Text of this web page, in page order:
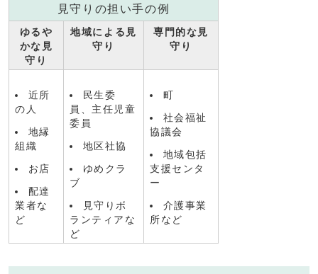
見守りの担い手の例
ゆるや
かな見
守り
地域による見
守り
専門的な見
守り
近所
の人
地縁
組織
お店
配達
業者な
ど
民生委
員、主任児童
委員
地区社協
ゆめクラ
ブ
見守りボ
ランティアな
ど
町
社会福祉
協議会
地域包括
支援センタ
ー
介護事業
所など